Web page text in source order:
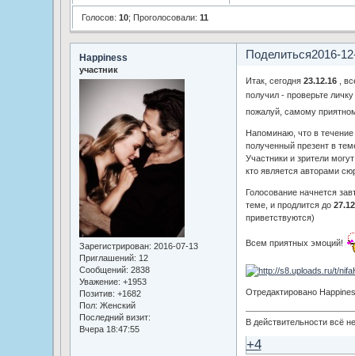
Голосов: 10; Проголосовали: 11
Поделиться2016-
Happiness
участник
Зарегистрирован: 2016-07-13
Приглашений: 12
Сообщений: 2838
Уважение: +1953
Позитив: +1682
Пол: Женский
Последний визит:
Вчера 18:47:55
Итак, сегодня 23.12.16,
получил - проверьте личку
пожалуй, самому
Напоминаю, что в
полученный презент в
Участники и зрители
кто является авторами
Голосование начнется
теме, и продлится до
приветствуются)
Всем приятных эмоций!
Отредактировано
В действительности всё
+4